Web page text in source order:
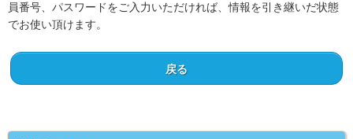
員番号、パスワードをご入力いただければ、情報を引き継いだ状態
でお使い頂けます。
戻る